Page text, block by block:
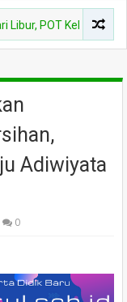
POT Kelas VIII B
Adiwiyata
0